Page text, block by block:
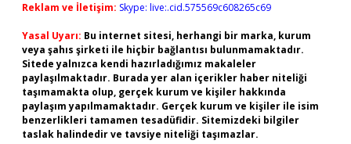
Reklam ve İletişim: Skype: live:.cid.575569c608265c69
Yasal Uyarı: Bu internet sitesi, herhangi bir marka, kurum
veya şahıs şirketi ile hiçbir bağlantısı bulunmamaktadır.
Sitede yalnızca kendi hazırladığımız makaleler
paylaşılmaktadır. Burada yer alan içerikler haber niteliği
taşımamakta olup, gerçek kurum ve kişiler hakkında
paylaşım yapılmamaktadır. Gerçek kurum ve kişiler ile isim
benzerlikleri tamamen tesadüfidir. Sitemizdeki bilgiler
taslak halindedir ve tavsiye niteliği taşımazlar.